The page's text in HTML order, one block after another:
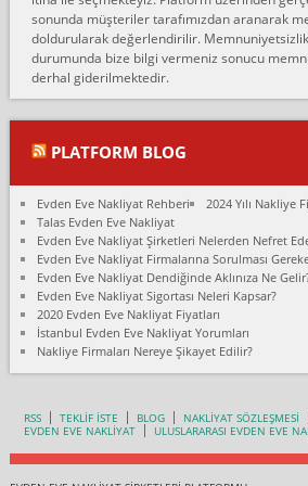
fiyatın mazoto gele...
Fatih kokmese:
Diyarbakır dan eşyamı getirtmek için anlaştım
Son anda fiyat artırdılar.. mecburiyetten tasittim.. bu
Ali:
olduk. Asansörlü dediler sonra uraya asansör
fark istediler. ortada asa...
Nimet:
Ben 2021 Ağustos ilk haftası Evimi taşıdım yani
Mahallesi'nden bir başka Mahallesi'ne yani Ümraniye
oturuyorum önceleri ara...
Nimet Köse:
Merhaba ben 2021 Ağustos ilk haftası evimi
Karabükden İzmir'e Karabük kardem naklyat la
sonunda müşteriler tarafımızdan aranarak
doldurularak değerlendirilir. Memnuniyetsizlik
durumunda bize bilgi vermeniz sonucu
derhal giderilmektedir.
PLATFORM BLOG
Evden Eve Nakliyat Rehberi
2024 Yılı Nakliye
Talas Evden Eve Nakliyat
Evden Eve Nakliyat Şirketleri Nelerden Nefret
Evden Eve Nakliyat Firmalarına Sorulması
Evden Eve Nakliyat Dendiğinde Aklınıza Ne
Evden Eve Nakliyat Sigortası Neleri Kapsar?
2020 Evden Eve Nakliyat Fiyatları
İstanbul Evden Eve Nakliyat Yorumları
Nakliye Firmaları Nereye Şikayet Edilir?
RSS TEKLİF İSTE BLOG NAKLİYAT SÖZLEŞMESİ
EVDEN EVE NAKLİYAT
ULUSLARARASI EVDEN EVE